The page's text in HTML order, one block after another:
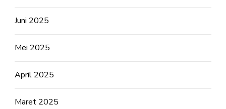
Juni 2025
Mei 2025
April 2025
Maret 2025